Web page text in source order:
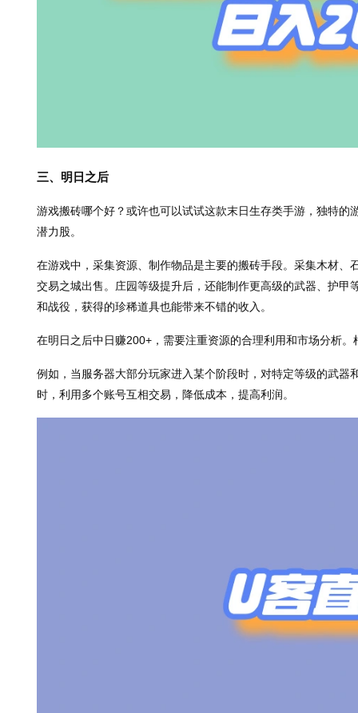
三、明日之后
游戏搬砖哪个好？或许也可以试试这款末日生存类手游，独特的
潜力股。
在游戏中，采集资源、制作物品是主要的搬砖手段。采集木材、
交易之城出售。庄园等级提升后，还能制作更高级的武器、护甲
和战役，获得的珍稀道具也能带来不错的收入。
在明日之后中日赚200+，需要注重资源的合理利用和市场分析
例如，当服务器大部分玩家进入某个阶段时，对特定等级的武器
时，利用多个账号互相交易，降低成本，提高利润。